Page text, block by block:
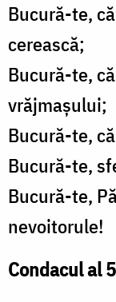
Bucură-te,
cerească;
Bucură-te,
vrăjmașului;
Bucură-te,
Bucură-te,
Bucură-te,
nevoitorule!
Condacul al